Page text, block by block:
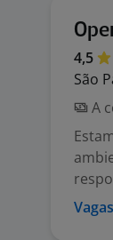
4,5
São
A